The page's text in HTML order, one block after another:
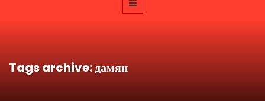
Tags archive: дамян